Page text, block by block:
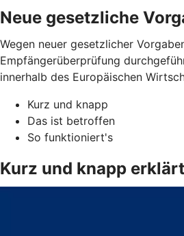
Neue gesetzliche
Wegen neuer gesetzlicher
Empfängerüberprüfung
innerhalb des Europäischen
Kurz und knapp
Das ist betroffen
So funktioniert's
Kurz und knapp erklärt